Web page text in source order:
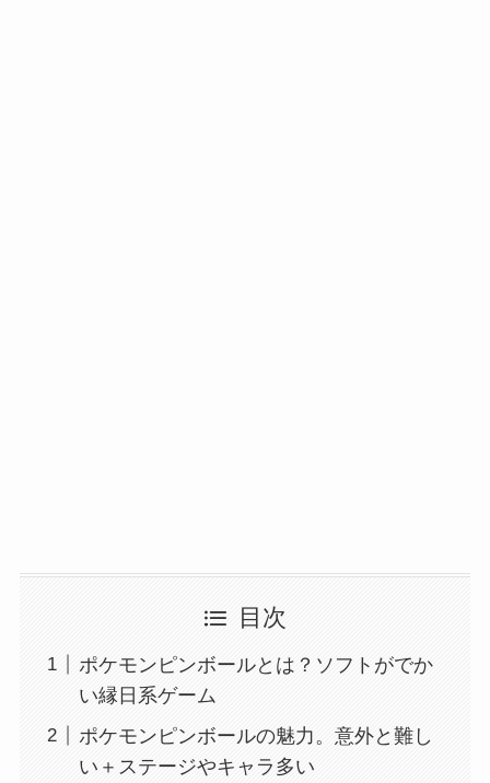
目次
ポケモンピンボールとは？ソフトがでか
い縁日系ゲーム
ポケモンピンボールの魅力。意外と難し
い＋ステージやキャラ多い